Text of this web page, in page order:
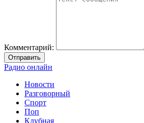
Комментарий:
Отправить
Радио онлайн
Новости
Разговорный
Спорт
Поп
Клубная